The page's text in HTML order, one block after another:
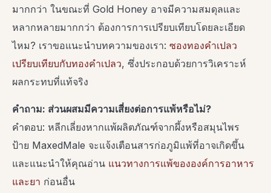
มากกว่า ในขณะที่ Gold Honey อาจมีความสมดุลและ
หลากหลายมากกว่า ต้องการการเปรียบเทียบโดยละเอียด
ไหม? เราขอแนะนำบทความของเรา: ซองทองคำเปลว
เปรียบเทียบกับทองคำเปลว, ซึ่งประกอบด้วยการวิเคราะห์
ผลกระทบที่แท้จริง
คำถาม: ส่วนผสมมีความเสี่ยงต่อการแพ้หรือไม่?
คำตอบ: หลีกเลี่ยงหากแพ้ผลิตภัณฑ์จากผึ้งหรือสมุนไพร
ป้าย MaxedMale จะแจ้งเตือนสารก่อภูมิแพ้ที่อาจเกิดขึ้น
และแนะนำให้คุณอ่าน แนวทางการแพ้ขององค์การอาหาร
และยา ก่อนอื่น